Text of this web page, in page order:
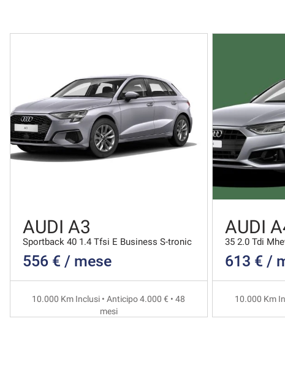
AUDI A3
Sportback 40 1.4 Tfsi E Business S-tronic
556 € / mese
10.000 Km Inclusi • Anticipo 4.000 € • 48
mesi
AUDI
35 2.0 Tdi
613 € /
10.000 Km